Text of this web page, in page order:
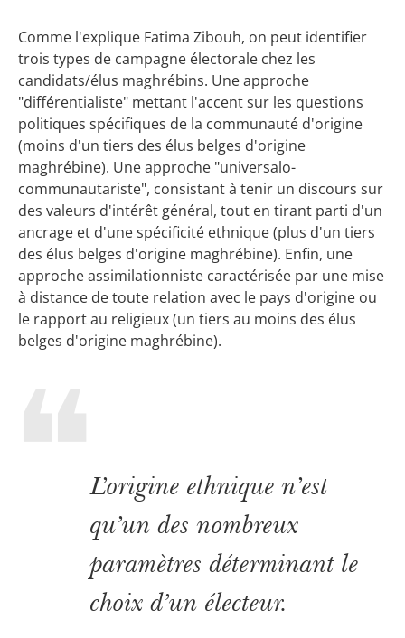
Comme l'explique Fatima Zibouh, on peut identifier
trois types de campagne électorale chez les
candidats/élus maghrébins. Une approche
"différentialiste" mettant l'accent sur les questions
politiques spécifiques de la communauté d'origine
(moins d'un tiers des élus belges d'origine
maghrébine). Une approche "universalo-
communautariste", consistant à tenir un discours sur
des valeurs d'intérêt général, tout en tirant parti d'un
ancrage et d'une spécificité ethnique (plus d'un tiers
des élus belges d'origine maghrébine). Enfin, une
approche assimilationniste caractérisée par une mise
à distance de toute relation avec le pays d'origine ou
le rapport au religieux (un tiers au moins des élus
belges d'origine maghrébine).
L’origine ethnique n’est
qu’un des nombreux
paramètres déterminant le
choix d’un électeur.